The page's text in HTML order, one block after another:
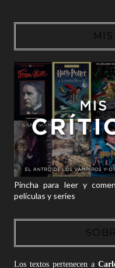
Pincha para leer y
películas y series
Los textos pertenecen a